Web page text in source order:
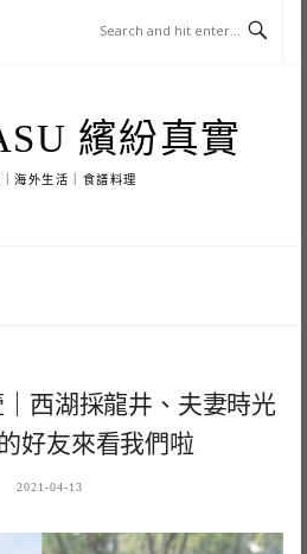
繽紛真實
海外生活｜食譜料理
西湖採龍井、夫妻時光
好友來看我們啦
2021-04-13